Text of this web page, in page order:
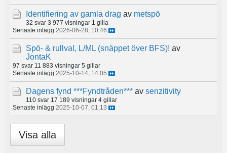
Identifiering av gamla drag av metspö
32 svar 3 977 visningar 1 gilla
Senaste inlägg 2026-06-28, 10:46
Spö- & rullval, L/ML (snäppet över BFS)! av
JontaK
97 svar 11 883 visningar 5 gillar
Senaste inlägg 2025-10-14, 14:05
Dagens fynd ***Fyndtråden*** av senzitivity
110 svar 17 189 visningar 4 gillar
Senaste inlägg 2025-10-07, 01:13
Visa alla